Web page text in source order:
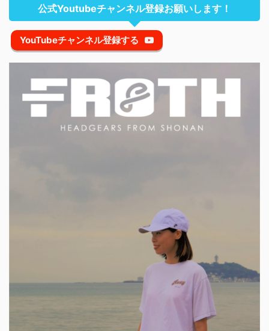
公式Youtubeチャンネル登録お願いします！
YouTubeチャンネル登録する